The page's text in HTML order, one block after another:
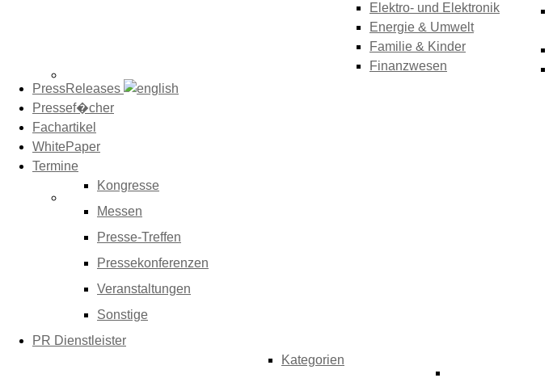
Elektro- und Elektronik
Energie & Umwelt
Familie & Kinder
Finanzwesen
PressReleases
Pressef�cher
Fachartikel
WhitePaper
Termine
Kongresse
Messen
Presse-Treffen
Pressekonferenzen
Veranstaltungen
Sonstige
PR Dienstleister
Kategorien